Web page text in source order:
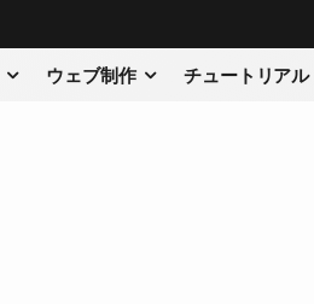
ウェブ制作 チュートリアル